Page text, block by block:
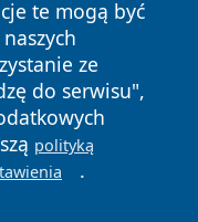
te mogą być
ze
do serwisu",
polityką
.
Polityka
Cookies